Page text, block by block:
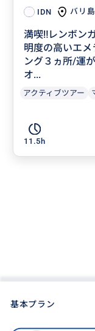
IDN バリ島
満喫‼️レンボン
明度の高いエ
ング３ヵ所/運
オ...
アクティブツアー
11.5h
基本プラン